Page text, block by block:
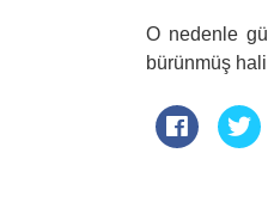
O nedenle
bürünmüş